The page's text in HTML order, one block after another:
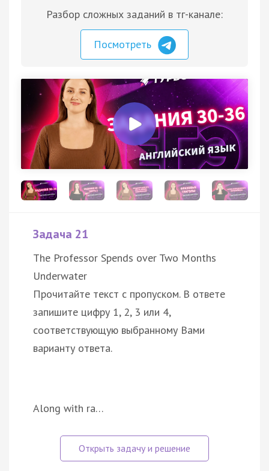
Разбор сложных заданий в тг-канале:
Посмотреть
Задача 21
The Professor Spends over Two Months
Underwater
Прочитайте текст с пропуском. В ответе
запишите цифру 1, 2, 3 или 4,
соответствующую выбранному Вами
варианту ответа.
Along with ra…